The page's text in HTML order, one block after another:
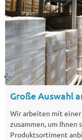
Große Auswahl
Wir arbeiten mit
zusammen, um
Produktsortiment